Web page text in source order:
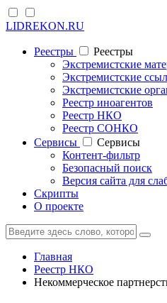
LIDREKON.RU
Реестры
Реестры
Экстремистские
Экстремистские
Экстремистские
Реестр иноагентов
Реестр НКО
Реестр СОНКО
Cервисы
Cервисы
Контент-фильтр
Безопасный поиск
Версия сайта для
Скрипты
О проекте
Главная
Реестр НКО
Некоммерческое